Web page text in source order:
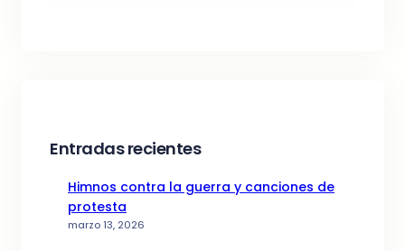
Entradas recientes
Himnos contra la guerra y canciones de
protesta
marzo 13, 2026